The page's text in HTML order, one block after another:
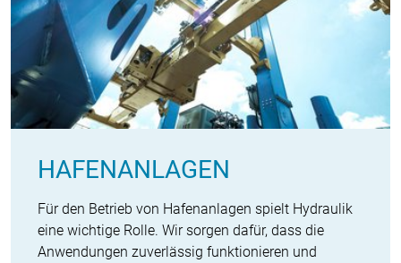
HAFENANLAGEN
Für den Betrieb von Hafenanlagen spielt Hydraulik
eine wichtige Rolle. Wir sorgen dafür, dass die
Anwendungen zuverlässig funktionieren und